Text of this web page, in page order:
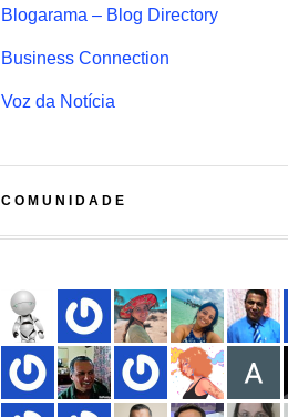
Blogarama – Blog Directory
Business Connection
Voz da Notícia
COMUNIDADE